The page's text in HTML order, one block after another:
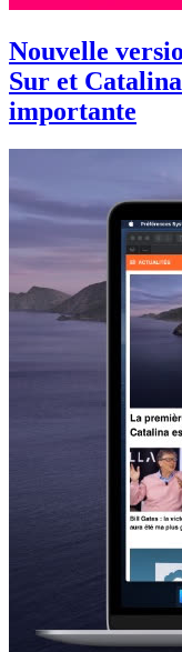
Nouvelle
Sur et
importante